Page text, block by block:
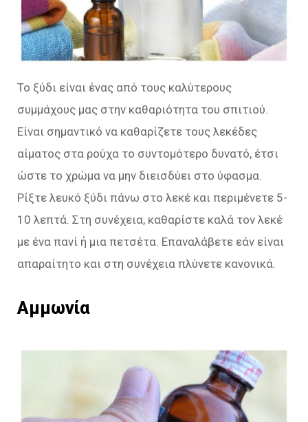
Το ξύδι είναι ένας από τους καλύτερους
συμμάχους μας στην καθαριότητα του σπιτιού.
Είναι σημαντικό να καθαρίζετε τους λεκέδες
αίματος στα ρούχα το συντομότερο δυνατό, έτσι
ώστε το χρώμα να μην διεισδύει στο ύφασμα.
Ρίξτε λευκό ξύδι πάνω στο λεκέ και περιμένετε 5-
10 λεπτά. Στη συνέχεια, καθαρίστε καλά τον λεκέ
με ένα πανί ή μια πετσέτα. Επαναλάβετε εάν είναι
απαραίτητο και στη συνέχεια πλύνετε κανονικά.
Αμμωνία